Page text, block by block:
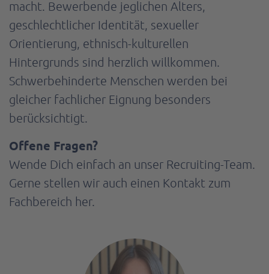
macht. Bewerbende jeglichen Alters,
geschlechtlicher Identität, sexueller
Orientierung, ethnisch-kulturellen
Hintergrunds sind herzlich willkommen.
Schwerbehinderte Menschen werden bei
gleicher fachlicher Eignung besonders
berücksichtigt.
Offene Fragen?
Wende Dich einfach an unser Recruiting-Team.
Gerne stellen wir auch einen Kontakt zum
Fachbereich her.